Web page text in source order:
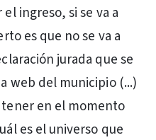
ingreso, si se va a
es que no se va a
jurada que se
web del municipio (...)
en el momento
es el universo que